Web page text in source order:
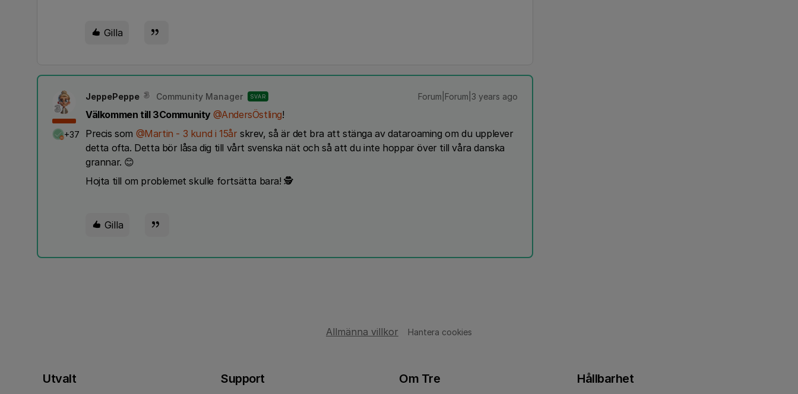
Gilla
+37
JeppePeppe Community Manager SVAR Forum|Forum|3 years ago
Välkommen till 3Community @AndersÖstling!
Precis som @Martin - 3 kund i 15år skrev, så är det bra att stänga av dataroaming om du upplever
detta ofta. Detta bör låsa dig till vårt svenska nät och så att du inte hoppar över till våra danska
grannar. 😊
Hojta till om problemet skulle fortsätta bara! 🕵
Gilla
Allmänna villkor Hantera cookies
Utvalt Support Om Tre Hållbarhet